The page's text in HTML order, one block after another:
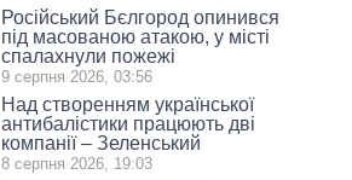
Російський Бєлгород опинився
під масованою атакою, у місті
спалахнули пожежі
9 серпня 2026, 03:56
Над створенням української
антибалістики працюють дві
компанії – Зеленський
8 серпня 2026, 19:03